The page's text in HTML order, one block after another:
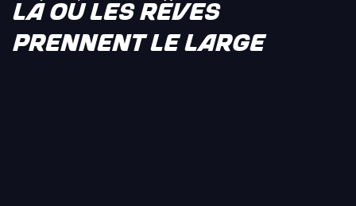
LÀ OÙ LES RÊVES
PRENNENT LE LARGE